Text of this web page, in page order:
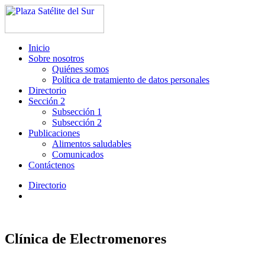
Inicio
Sobre nosotros
Quiénes somos
Política de tratamiento de datos personales
Directorio
Sección 2
Subsección 1
Subsección 2
Publicaciones
Alimentos saludables
Comunicados
Contáctenos
Directorio
Clínica de Electromenores